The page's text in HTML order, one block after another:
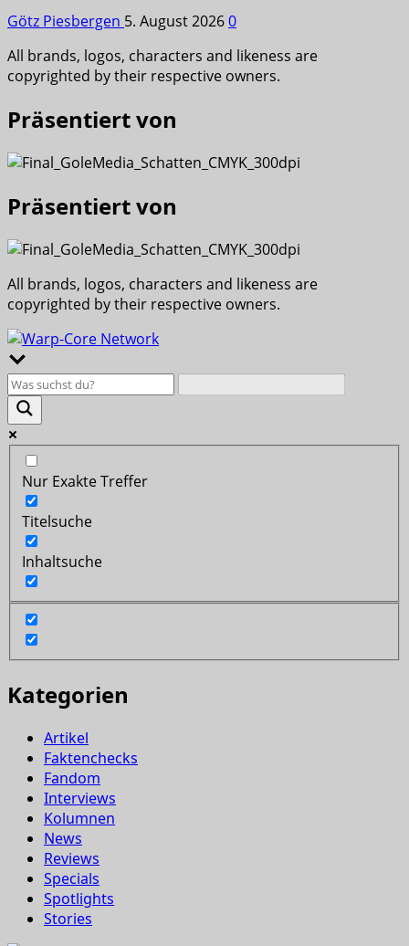
Götz Piesbergen 5. August 20260
All brands, logos, characters and likeness are
copyrighted by their respective owners.
Präsentiert von
Präsentiert von
All brands, logos, characters and likeness are
copyrighted by their respective owners.
Nur Exakte Treffer
Titelsuche
Inhaltsuche
Kategorien
Artikel
Faktenchecks
Fandom
Interviews
Kolumnen
News
Reviews
Specials
Spotlights
Stories